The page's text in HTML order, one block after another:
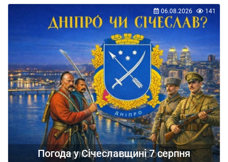
Погода у Січеславщині 7 серпня
06.08.2026 141